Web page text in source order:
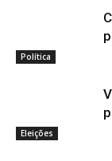
Política
Eleições